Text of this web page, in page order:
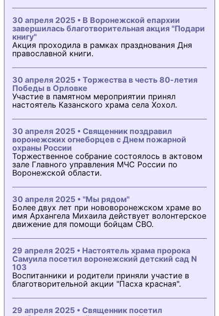
30 апреля 2025 • В Воронежской епархии
завершилась благотворительная акция "Подари
книгу"
Акция проходила в рамках празднования Дня
православной книги.
30 апреля 2025 • Торжества в честь 80-летия
Победы в Орловке
Участие в памятном мероприятии принял
настоятель Казанского храма села Хохол.
30 апреля 2025 • Священник поздравил
воронежских огнеборцев с Днем пожарной
охраны России
Торжественное собрание состоялось в актовом
зале Главного управления МЧС России по
Воронежской области.
30 апреля 2025 • "Мы рядом"
Более двух лет при нововоронежском храме во
имя Архангела Михаила действует волонтерское
движение для помощи бойцам СВО.
29 апреля 2025 • Настоятель храма пророка
Самуила посетил воронежский детский сад N
103
Воспитанники и родители приняли участие в
благотворительной акции "Пасха красная".
29 апреля 2025 • Священник посетил